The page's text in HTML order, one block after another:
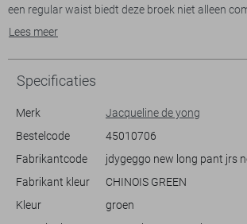
een regular waist biedt deze broek niet alleen
stijlvolle uitstraling. De subtiele elastische boord
unieke twist. Gemaakt van 95% polyester en 5%
soepel en prettig aan en past zich makkelijk aan
aan.
Of je nu een dagje op kantoor doorbrengt of een
steekzakken voegen functionaliteit toe zonder in
terwijl de normale lengte perfect is voor zowel
schoenen. De zachte groene tint maakt het
garderobe. Geef je outfit moeiteloos een
Lees meer
Specificaties
Merk
Jacqueline de yong
Bestelcode
45010706
Fabrikantcode
jdygeggo new long pant jrs
Fabrikant kleur
CHINOIS GREEN
Kleur
groen